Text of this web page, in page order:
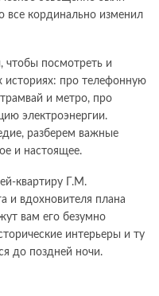
кординально изменил
чтобы посмотреть и
историях: про телефонную
и метро, про
электроэнергии.
разберем важные
и настоящее.
квартиру Г.М.
и вдохновителя плана
вам его безумно
интерьеры и ту
до поздней ночи.